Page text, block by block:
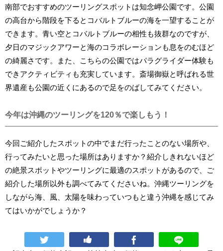
南部でおすすめのツーリングスポットは知念岬公園です。公園
の高台から階段を下るとコバルトブルーの海を一望することが
できます。青い空とコバルトブルーの相性も抜群なのですが、
夕日のマジックアワーと海のコラボレーションも息をのむほど
の綺麗さです。また、こちらの公園ではパラグライダー体験も
できアクティビティも充実しています。斎場御嶽と呼ばれる世
界遺産も公園の近くにあるので足をのばしてみてください。
今年は沖縄のツーリングを120％で楽しもう！
今回ご紹介したスポットの中でまだ行ったことのない場所や、
行ってみたいと思った場所はありますか？紹介しきれないほど
の絶景スポットやツーリングに最適のスポットがあるので、ご
紹介した場所以外も調べてみてくださいね。沖縄ツーリングを
しながら海、風、太陽を味わっていつもと違う沖縄を感じてみ
てはいかがでしょうか？